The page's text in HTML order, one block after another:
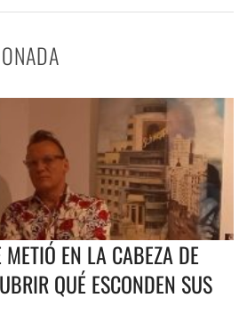
METIÓ EN LA CABEZA DE
QUÉ ESCONDEN SUS